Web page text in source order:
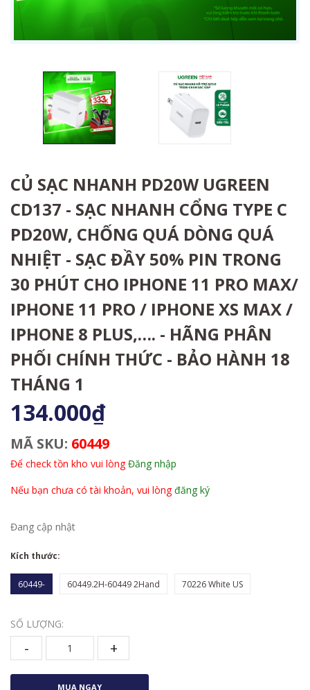
CỦ SẠC NHANH PD20W UGREEN
CD137 - SẠC NHANH CỔNG TYPE C
PD20W, CHỐNG QUÁ DÒNG QUÁ
NHIỆT - SẠC ĐẦY 50% PIN TRONG
30 PHÚT CHO IPHONE 11 PRO MAX/
IPHONE 11 PRO / IPHONE XS MAX /
IPHONE 8 PLUS,…. - HÃNG PHÂN
PHỐI CHÍNH THỨC - BẢO HÀNH 18
THÁNG 1
134.000₫
MÃ SKU: 60449
Để check tồn kho vui lòngĐăng nhập
Nếu bạn chưa có tài khoản, vui lòngđăng ký
Đang cập nhật
Kích thước:
60449- 60449.2H-60449 2Hand 70226 White US
SỐ LƯỢNG:
- +
MUA NGAY